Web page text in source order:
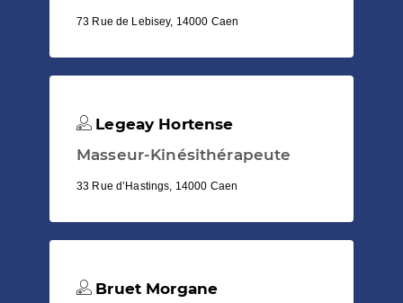
73 Rue de Lebisey, 14000 Caen
Legeay Hortense
Masseur-Kinésithérapeute
33 Rue d’Hastings, 14000 Caen
Bruet Morgane